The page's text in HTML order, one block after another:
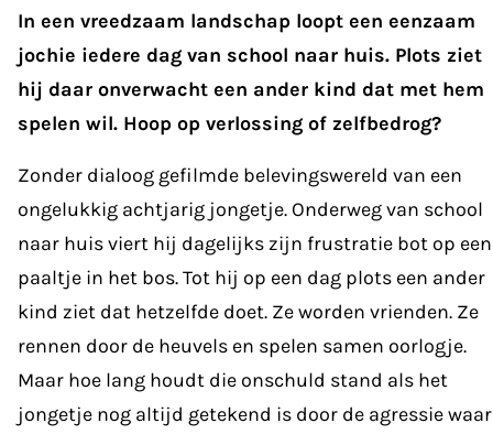
In een vreedzaam landschap loopt een eenzaam
jochie iedere dag van school naar huis. Plots ziet
hij daar onverwacht een ander kind dat met hem
spelen wil. Hoop op verlossing of zelfbedrog?
Zonder dialoog gefilmde belevingswereld van een
ongelukkig achtjarig jongetje. Onderweg van school
naar huis viert hij dagelijks zijn frustratie bot op een
paaltje in het bos. Tot hij op een dag plots een ander
kind ziet dat hetzelfde doet. Ze worden vrienden. Ze
rennen door de heuvels en spelen samen oorlogje.
Maar hoe lang houdt die onschuld stand als het
jongetje nog altijd getekend is door de agressie waar